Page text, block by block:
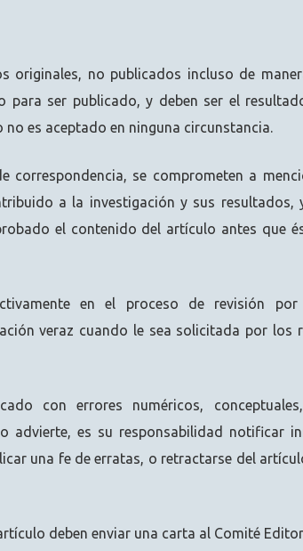
originales, no publicados incluso de
para ser publicado, y deben ser el
es aceptado en ninguna circunstancia.
correspondencia, se comprometen a
a la investigación y sus resultados,
el contenido del artículo antes que
en el proceso de revisión
veraz cuando le sea solicitada por los
con errores numéricos,
advierte, es su responsabilidad notificar
una fe de erratas, o retractarse del
deben enviar una carta al Comité